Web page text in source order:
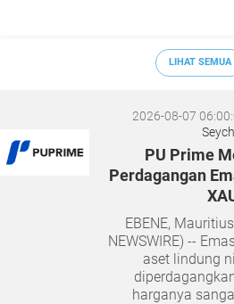
LIHAT SEMUA
2026-08-07
PU Prime
Perdagangan
EBENE,
NEWSWIRE) --
aset lindung
harganya